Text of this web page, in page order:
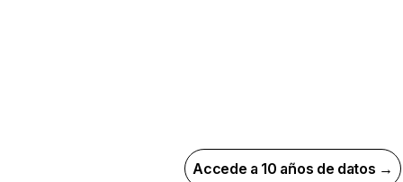
Accede a 10 años de datos →